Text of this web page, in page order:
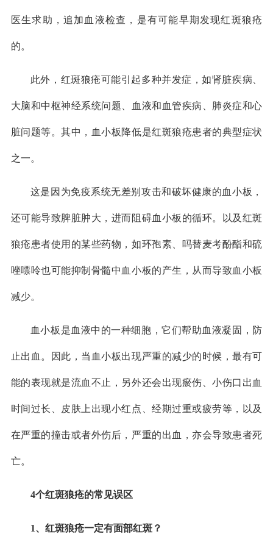
医生求助，追加血液检查，是有可能早期发现红斑狼疮
的。
此外，红斑狼疮可能引起多种并发症，如肾脏疾病、
大脑和中枢神经系统问题、血液和血管疾病、肺炎症和心
脏问题等。其中，血小板降低是红斑狼疮患者的典型症状
之一。
这是因为免疫系统无差别攻击和破坏健康的血小板，
还可能导致脾脏肿大，进而阻碍血小板的循环。以及红斑
狼疮患者使用的某些药物，如环孢素、吗替麦考酚酯和硫
唑嘌呤也可能抑制骨髓中血小板的产生，从而导致血小板
减少。
血小板是血液中的一种细胞，它们帮助血液凝固，防
止出血。因此，当血小板出现严重的减少的时候，最有可
能的表现就是流血不止，另外还会出现瘀伤、小伤口出血
时间过长、皮肤上出现小红点、经期过重或疲劳等，以及
在严重的撞击或者外伤后，严重的出血，亦会导致患者死
亡。
4个红斑狼疮的常见误区
1、红斑狼疮一定有面部红斑？